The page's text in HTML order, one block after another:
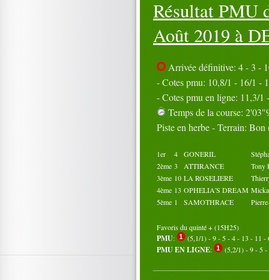
21
22 23 24
25
31
01
02 03 04
05
11
12 13 14
15
16
17 18 19
20
21
22 23 24
25
27
31
Résultat PMU
Août 2019 à
Arrivée définitive: 4 - 3 -
- Cotes pmu: 10,8/1 - 16/1 -
- Cotes pmu en ligne: 11,3/
Temps de la course:
Piste en herbe - Terrain:
1er 4 GONERIL
2ème 3 ATTIRANCE
Tony
3ème 10 LA ROSELIERE
4ème 13 OPHELIA'S DREAM
5ème 1 SAMOTHRACE
Favoris du quinté + (15H25)
PMU: (5,1/1) - 9 - 5 - 4 - 13 - 11 -
PMU EN LIGNE: (5,2/1) - 9 - 5